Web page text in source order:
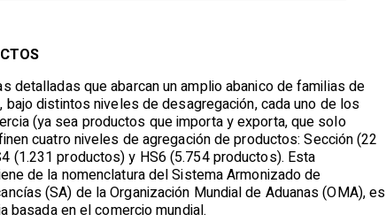
detalladas que abarcan un amplio abanico de familias de
distintos niveles de desagregación, cada uno de los
(ya sea productos que importa y exporta, que solo
cuatro niveles de agregación de productos: Sección (22
(1.231 productos) y HS6 (5.754 productos). Esta
de la nomenclatura del Sistema Armonizado de
(SA) de la Organización Mundial de Aduanas (OMA), es
basada en el comercio mundial.